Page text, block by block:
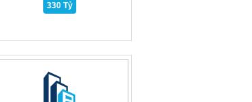
330 Tỷ